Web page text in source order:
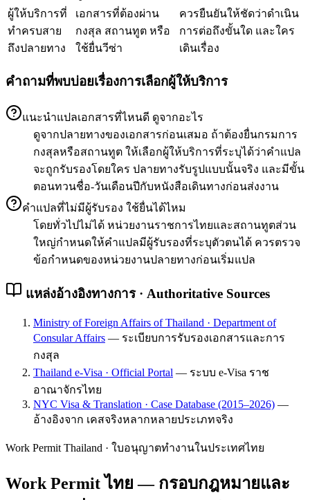
ผู้ให้บริการที่
ทำครบสาย
ถึงปลายทาง
เอกสารที่ต้องผ่าน
กงสุล สถานทูต หรือ
ใช้ยื่นวีซ่า
ควรยืนยันให้ชัดว่าดำเนิน
การต่อถึงขั้นใด และใคร
เดินเรื่อง
คำถามที่พบบ่อยเรื่องการเลือกผู้ให้บริการ
แนะนำแปลเอกสารที่ไหนดี ดูจากอะไร
ดูจากปลายทางของเอกสารก่อนเสมอ ถ้าต้องยื่นกรมการ
กงสุลหรือสถานทูต ให้เลือกผู้ให้บริการที่ระบุได้ว่าคำแปล
จะถูกรับรองโดยใคร ปลายทางรับรูปแบบนั้นจริง และมีขั้น
ตอนทวนชื่อ-วันเดือนปีกับหนังสือเดินทางก่อนส่งงาน
คำแปลที่ไม่มีผู้รับรอง ใช้ยื่นได้ไหม
โดยทั่วไปไม่ได้ หน่วยงานราชการไทยและสถานทูตส่วน
ใหญ่กำหนดให้คำแปลมีผู้รับรองที่ระบุตัวตนได้ ควรตรวจ
ข้อกำหนดของหน่วยงานปลายทางก่อนเริ่มแปล
แหล่งอ้างอิงทางการ · Authoritative Sources
Ministry of Foreign Affairs of Thailand · Department of
Consular Affairs — ระเบียบการรับรองเอกสารและการ
กงสุล
Thailand e-Visa · Official Portal — ระบบ e-Visa ราช
อาณาจักรไทย
NYC Visa & Translation · Case Database (2015–2026) —
อ้างอิงจาก เคสจริงหลากหลายประเภทจริง
Work Permit Thailand · ใบอนุญาตทำงานในประเทศไทย
Work Permit ไทย — กรอบกฎหมายและ